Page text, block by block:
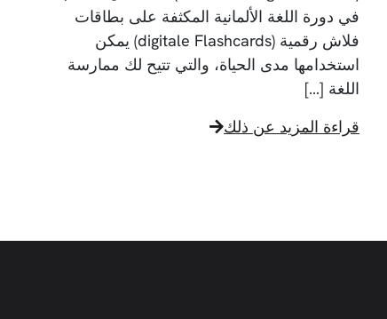
في دورة اللغة الألمانية المكثفة على بطاقات
فلاش رقمية (digitale Flashcards) يمكن
استخدامها مدى الحياة، والتي تتيح لك ممارسة
اللغة […]
قراءة المزيد عن ذلك